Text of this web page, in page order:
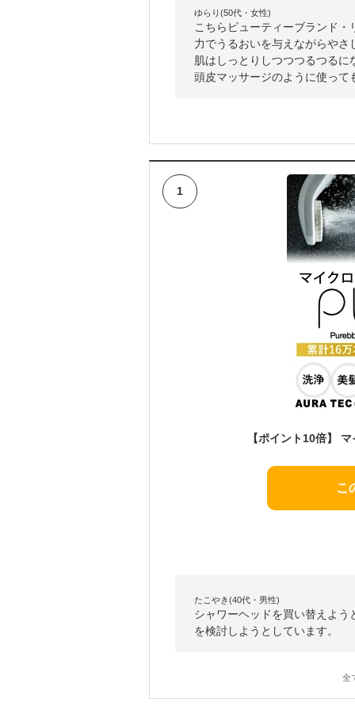
ゆらり(50代・女性)
こちらビューティーブランド
力でうるおいを与えながらや
肌はしっとりしつつつるつる
頭皮マッサージのように使って
1
こ
たこやき(40代・男性)
シャワーヘッドを買い替えよ
を検討しようとしています。
全